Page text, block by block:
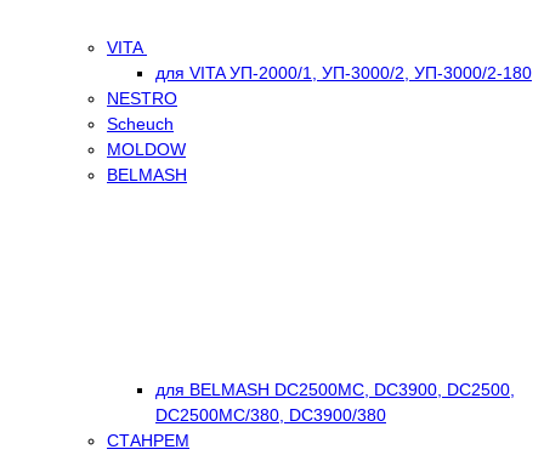
VITA
для VITA УП-2000/1, УП-3000/2, УП-3000/2-180
NESTRO
Scheuch
MOLDOW
BELMASH
для BELMASH DC2500MC, DC3900, DC2500,
DC2500МС/380, DC3900/380
СТАНРЕМ